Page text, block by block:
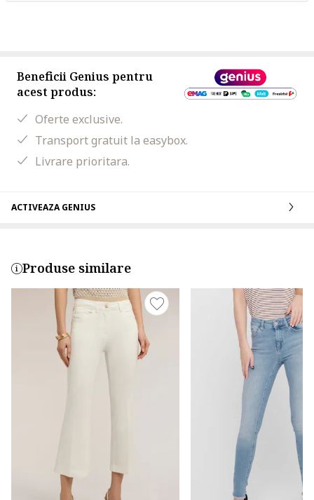
Beneficii Genius pentru
acest produs:
Oferte exclusive.
Transport gratuit la easybox.
Livrare prioritara.
ACTIVEAZA GENIUS
Produse similare